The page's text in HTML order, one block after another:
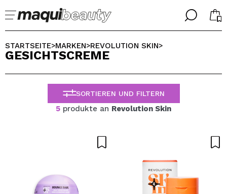
╳
Ich bin bereits #maquilover, ich habe ein Konto
╳
WÄHLE DEINE SPRACHE
ALEMAN
ESPAÑOL
ENGLISH
FRANCES
STARTSEITE>MARKEN>REVOLUTION SKIN>
GESICHTSCREME
SORTIEREN UND FILTERN
5 produkte an Revolution Skin